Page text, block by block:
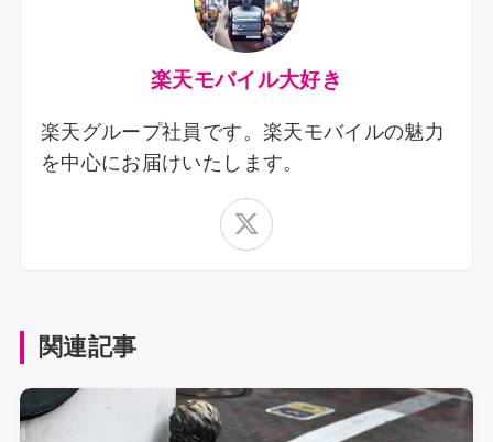
楽天モバイル大好き
楽天グループ社員です。楽天モバイルの魅力
を中心にお届けいたします。
関連記事